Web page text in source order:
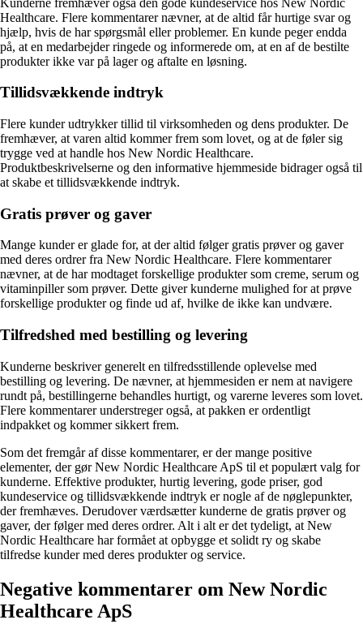
Healthcare. Flere kommentarer nævner, at de altid får hurtige svar og
hjælp, hvis de har spørgsmål eller problemer. En kunde peger endda
på, at en medarbejder ringede og informerede om, at en af de bestilte
produkter ikke var på lager og aftalte en løsning.
Tillidsvækkende indtryk
Flere kunder udtrykker tillid til virksomheden og dens produkter. De
fremhæver, at varen altid kommer frem som lovet, og at de føler sig
trygge ved at handle hos New Nordic Healthcare.
Produktbeskrivelserne og den informative hjemmeside bidrager også til
at skabe et tillidsvækkende indtryk.
Gratis prøver og gaver
Mange kunder er glade for, at der altid følger gratis prøver og gaver
med deres ordrer fra New Nordic Healthcare. Flere kommentarer
nævner, at de har modtaget forskellige produkter som creme, serum og
vitaminpiller som prøver. Dette giver kunderne mulighed for at prøve
forskellige produkter og finde ud af, hvilke de ikke kan undvære.
Tilfredshed med bestilling og levering
Kunderne beskriver generelt en tilfredsstillende oplevelse med
bestilling og levering. De nævner, at hjemmesiden er nem at navigere
rundt på, bestillingerne behandles hurtigt, og varerne leveres som lovet.
Flere kommentarer understreger også, at pakken er ordentligt
indpakket og kommer sikkert frem.
Som det fremgår af disse kommentarer, er der mange positive
elementer, der gør New Nordic Healthcare ApS til et populært valg for
kunderne. Effektive produkter, hurtig levering, gode priser, god
kundeservice og tillidsvækkende indtryk er nogle af de nøglepunkter,
der fremhæves. Derudover værdsætter kunderne de gratis prøver og
gaver, der følger med deres ordrer. Alt i alt er det tydeligt, at New
Nordic Healthcare har formået at opbygge et solidt ry og skabe
tilfredse kunder med deres produkter og service.
Negative kommentarer om New Nordic
Healthcare ApS